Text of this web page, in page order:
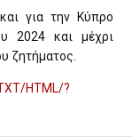
για την Κύπρο
2024 και μέχρι
ζητήματος.
HTML/?